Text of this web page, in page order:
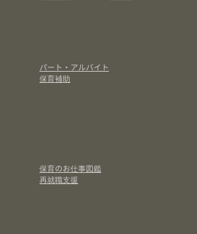
パート・アルバイト
保育補助
保育のお仕事図鑑
再就職支援